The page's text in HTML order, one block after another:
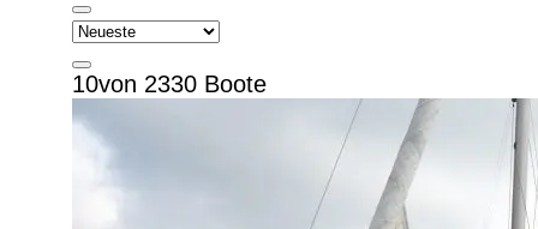
10von 2330 Boote